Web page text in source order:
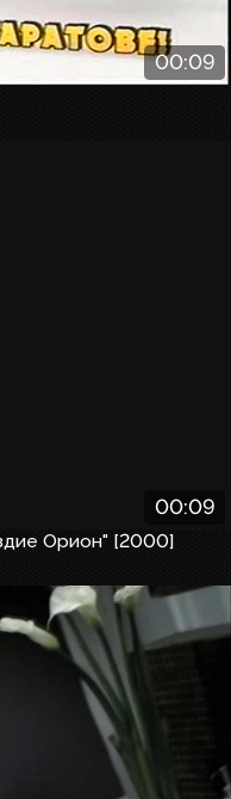
00:09
00:09
Орион" [2000]